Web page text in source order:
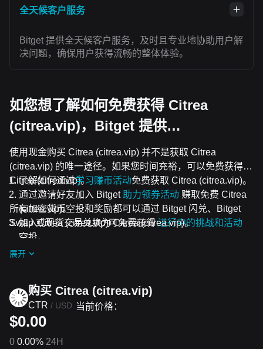
全天候客户服务
Bitget 提供全天候客户服务，及时且专业地协助用户解
决问题，确保用户获得流畅的整体体验。
如您想了解如何免费获得 Citrea
(citrea.vip)，Bitget 提供…
使用现金购买 Citrea (citrea.vip) 并不是获取 Citrea
(citrea.vip) 的唯一途径。如果您时间充裕，可以免费获得
Citrea (citrea.vip)。
了解如何通过学习赚币活动免费获取 Citrea (citrea.vip)。
通过邀请好友加入 Bitget 助力领券活动 赚取免费 Citrea
(citrea.vip)。
加入Citrea (citrea.vip)可免费获得进行中的挑战和活动
空投。
所有加密货币空投和奖励都可以通过 Bitget 闪兑、Bitget
Swap 或现货交易兑换为 Citrea (citrea.vip)。
展开
购买 Citrea (citrea.vip)
CTR / USD 当前价格：
$0.00
0 0.00% 24H